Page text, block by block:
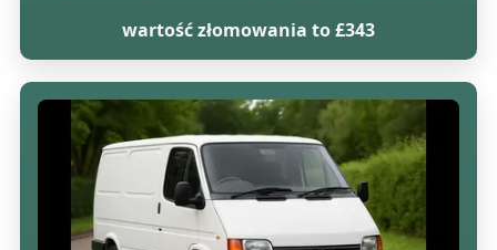
wartość złomowania to £343